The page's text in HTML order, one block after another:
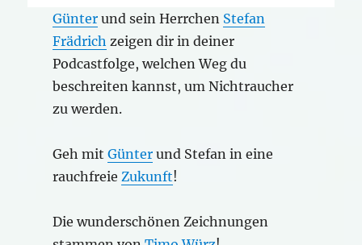
Günterund sein Herrchen Stefan
Frädrich zeigen dir in deiner
Podcastfolge, welchen Weg du
beschreiten kannst, um Nichtraucher
zu werden.
Geh mit Günterund Stefan in eine
rauchfreie Zukunft!
Die wunderschönen Zeichnungen